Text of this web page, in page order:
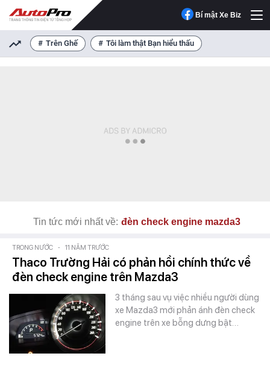
Bí mật Xe Biz
Trên Ghế Tôi làm thật Bạn hiểu thấu
Tin tức mới nhất về: đèn check engine mazda3
TRONG NƯỚC - 11 NĂM TRƯỚC
Thaco Trường Hải có phản hồi chính thức về
đèn check engine trên Mazda3
3 tháng sau vụ việc nhiều người dùng
xe Mazda3 mới phản ánh đèn check
engine trên xe bỗng dưng bật…